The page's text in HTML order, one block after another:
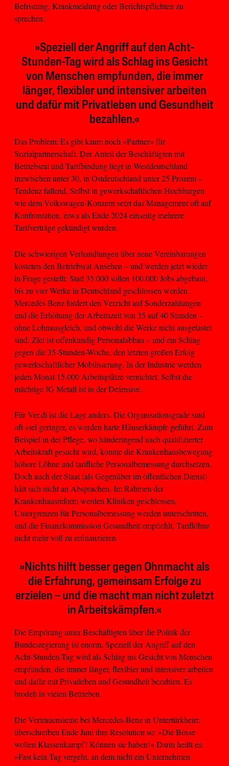
Befristung, Krankmeldung oder Berichtspflichten zu
sprechen.
»Speziell der Angriff auf den Acht-
Stunden-Tag wird als Schlag ins Gesicht
von Menschen empfunden, die immer
länger, flexibler und intensiver arbeiten
und dafür mit Privatleben und Gesundheit
bezahlen.«
Das Problem: Es gibt kaum noch »Partner« für
Sozialpartnerschaft. Der Anteil der Beschäftigten mit
Betriebsrat und Tarifbindung liegt in Westdeutschland
inzwischen unter 30, in Ostdeutschland unter 25 Prozent –
Tendenz fallend. Selbst in gewerkschaftlichen Hochburgen
wie dem Volkswagen-Konzern setzt das Management oft auf
Konfrontation, etwa als Ende 2024 einseitig mehrere
Tarifverträge gekündigt wurden.
Die schwierigen Verhandlungen über neue Vereinbarungen
kosteten den Betriebsrat Ansehen – und werden jetzt wieder
in Frage gestellt: Statt 35.000 sollen 100.000 Jobs abgebaut,
bis zu vier Werke in Deutschland geschlossen werden.
Mercedes Benz fordert den Verzicht auf Sonderzahlungen
und die Erhöhung der Arbeitszeit von 35 auf 40 Stunden –
ohne Lohnausgleich, und obwohl die Werke nicht ausgelastet
sind. Ziel ist offenkundig Personalabbau – und ein Schlag
gegen die 35-Stunden-Woche, den letzten großen Erfolg
gewerkschaftlicher Mobilisierung. In der Industrie werden
jeden Monat 15.000 Arbeitsplätze vernichtet. Selbst die
mächtige IG Metall ist in der Defensive.
Für Ver.di ist die Lage anders. Die Organisationsgrade sind
oft viel geringer, es werden harte Häuserkämpfe geführt. Zum
Beispiel in der Pflege, wo händeringend nach qualifizierter
Arbeitskraft gesucht wird, konnte die Krankenhausbewegung
höhere Löhne und tarifliche Personalbemessung durchsetzen.
Doch auch der Staat (als Gegenüber im öffentlichen Dienst)
hält sich nicht an Absprachen. Im Rahmen der
Krankenhausreform werden Kliniken geschlossen,
Untergrenzen für Personalbemessung werden unterschritten,
und die Finanzkommission Gesundheit empfiehlt, Tariflöhne
nicht mehr voll zu refinanzieren.
»Nichts hilft besser gegen Ohnmacht als
die Erfahrung, gemeinsam Erfolge zu
erzielen – und die macht man nicht zuletzt
in Arbeitskämpfen.«
Die Empörung unter Beschäftigten über die Politik der
Bundesregierung ist enorm. Speziell der Angriff auf den
Acht-Stunden-Tag wird als Schlag ins Gesicht von Menschen
empfunden, die immer länger, flexibler und intensiver arbeiten
und dafür mit Privatleben und Gesundheit bezahlen. Es
brodelt in vielen Betrieben.
Die Vertrauensleute bei Mercedes-Benz in Untertürkheim
überschreiben Ende Juni ihre Resolution so: »Die Bosse
wollen Klassenkampf? Können sie haben!« Darin heißt es:
»Fast kein Tag vergeht, an dem nicht ein Unternehmen